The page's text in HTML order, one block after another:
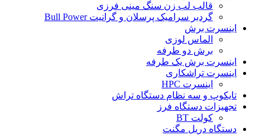
قالب لب زن سنگ مینی فرزی
گردبر سرامیک پرسلان و گرانیت Bull Power
اینسرت برش
الماس لوزی
برش دو طرفه
اینسرت برش یک طرفه
اینسرت تراشکاری
اینسرت HPC
تایکوپ و سه نظام دستگاه تراش
تجهیزات دستگاه فرز
کولت BT
دستگاه دریل مگنت